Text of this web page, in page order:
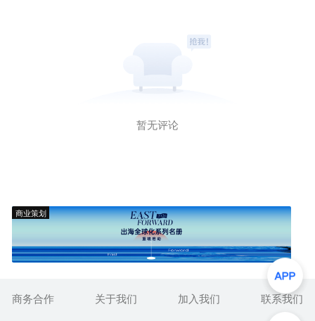
暂无评论
商业策划
商务合作 关于我们 加入我们
联系我们